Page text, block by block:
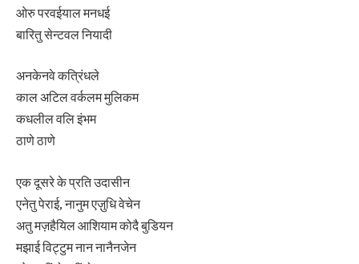
ओरु परवईयाल मनधई
बारितु सेन्टवल नियादी
अनकेनवे कत्रिंधले
काल अटिल वर्कलम मुलिकम
कधलील वलि इंभम
ठाणे ठाणे
एक दूसरे के प्रति उदासीन
एनेतु पेराई, नानुम एज़ुधि वेचेन
अतु मज़हैयिल आशियाम कोदै बुडियन
मझाई विट्टुम नान नानैनजेन